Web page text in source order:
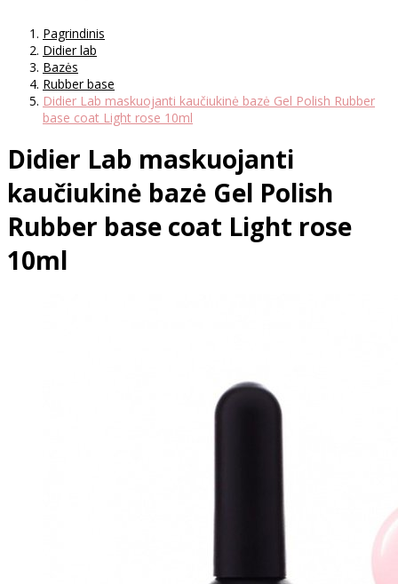
Pagrindinis
Didier lab
Bazės
Rubber base
Didier Lab maskuojanti kaučiukinė bazė Gel Polish Rubber
base coat Light rose 10ml
Didier Lab maskuojanti
kaučiukinė bazė Gel Polish
Rubber base coat Light rose
10ml